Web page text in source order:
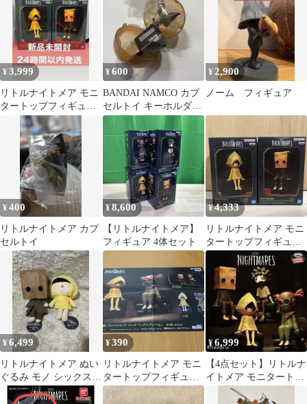
¥3,999
リトルナイトメア モニ
タートップフィギュア
Six Mono 2種セット
¥600
BANDAI NAMCO カプ
セルトイ キーホルダー
リトルナイトメア ノ
¥2,900
ノーム フィギュア
¥400
リトルナイトメア カプ
セルトイ
¥8,600
【リトルナイトメア】
フィギュア 4体セット
¥4,333
リトルナイトメア モニ
タートップフィギュ
ア モノ・シックス 2
体セット
¥6,499
リトルナイトメア ぬい
ぐるみ モノ シックス
セット
¥390
リトルナイトメア モニ
タートップフィギュア
vol.1 ポスター
¥6,999
【4点セット】リトルナ
イトメア モニタートッ
プフィギュア シックス